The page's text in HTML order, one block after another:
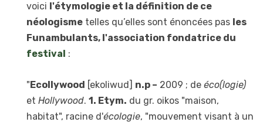
voici l'étymologie et la définition de ce
néologisme telles qu’elles sont énoncées pas les
Funambulants, l'association fondatrice du
festival :
"Ecollywood [ekoliwud] n.p – 2009 ; de éco(logie)
et Hollywood. 1. Etym. du gr. oikos "maison,
habitat", racine d'écologie, "mouvement visant à un